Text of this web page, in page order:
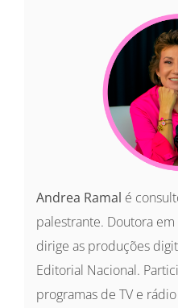
Andrea Ramal é
palestrante. Doutora em
dirige as produções
Editorial Nacional.
programas de TV e